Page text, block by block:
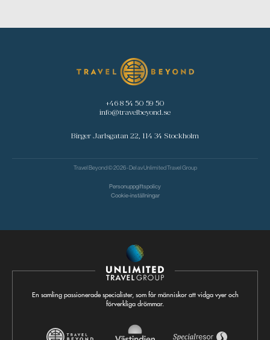
+46 8 54 50 59 50
info@travelbeyond.se
Birger Jarlsgatan 22, 114 34 Stockholm
Travel Beyond © 2026 - Del avUnlimited Travel Group
Personuppgiftspolicy
Cookie-inställningar
En samling passionerade specialister, som får människor att vidga vyer och
förverkliga drömmar.